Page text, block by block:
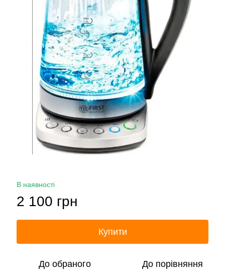
В наявності
2 100 грн
Купити
До обраного До порівняння